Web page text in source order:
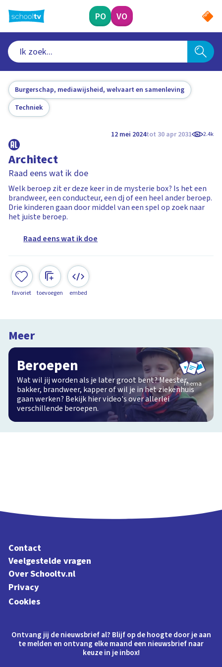
naar
hoofdinhoud
PO VO
Burgerschap, mediawijsheid, welvaart en samenleving
Techniek
12 mei 2024tot 30 apr 2031 2.4k
Architect
Raad eens wat ik doe
Welk beroep zit er deze keer in de mysterie box? Is het een
brandweer, een conducteur, een dj of een heel ander beroep.
Drie kinderen gaan door middel van een spel op zoek naar
het juiste beroep.
Raad eens wat ik doe
favoriet toevoegen embed
Meer
Beroepen
Wat wil jij worden als je later groot bent? Meester,
bakker, brandweer, kapper of wil je in het ziekenhuis
gaan werken? Bekijk hier video's over allerlei
verschillende beroepen.
Thema
Contact
Veelgestelde vragen
Over Schooltv.nl
Privacy
Cookies
Ontvang jij de nieuwsbrief al? Blijf op de hoogte door je aan
te melden en ontvang elke maand een nieuwsbrief naar
keuze in je inbox!